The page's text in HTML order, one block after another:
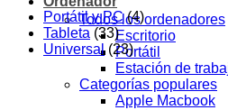
Todos los ordenadores
Escritorio
Portátil
Estación de
Categorías populares
Apple Macbook
Portátil y PC (4)
Tableta (33)
Universal (23)